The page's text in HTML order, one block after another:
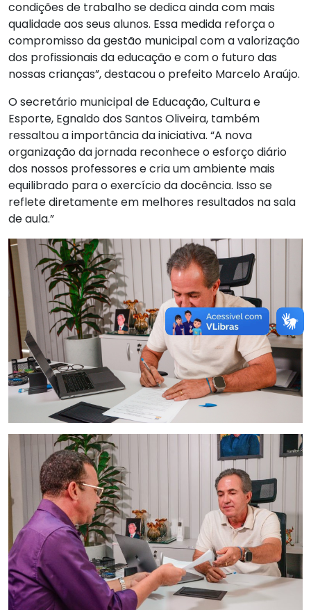
condições de trabalho se dedica ainda com mais
qualidade aos seus alunos. Essa medida reforça o
compromisso da gestão municipal com a valorização
dos profissionais da educação e com o futuro das
nossas crianças”, destacou o prefeito Marcelo Araújo.
O secretário municipal de Educação, Cultura e
Esporte, Egnaldo dos Santos Oliveira, também
ressaltou a importância da iniciativa. “A nova
organização da jornada reconhece o esforço diário
dos nossos professores e cria um ambiente mais
equilibrado para o exercício da docência. Isso se
reflete diretamente em melhores resultados na sala
de aula.”